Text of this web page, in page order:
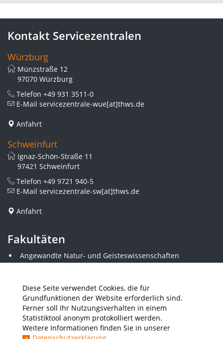
Diese Seite verwendet Cookies, die für
Grundfunktionen der Website erforderlich sind.
Ferner soll Ihr Nutzungsverhalten in einem
Statistiktool anonym protokolliert werden.
Weitere Informationen finden Sie in unserer
Kontakt Servicezentralen
Würzburg
Münzstraße 12
97070 Würzburg
Telefon +49 931 3511-0
E-Mail servicezentrale-wue[at]thws.de
Anfahrt
Schweinfurt
Ignaz-Schön-Straße 11
97421 Schweinfurt
Telefon +49 9721 940-5
E-Mail servicezentrale-sw[at]thws.de
Anfahrt
Fakultäten
Angewandte Natur- und Geisteswissenschaften
Angewandte Sozialwissenschaften
Elektrotechnik
Gestaltung
Informatik und Wirtschaftsinformatik
Kunststofftechnik und Vermessung
Maschinenbau
THWS Business School